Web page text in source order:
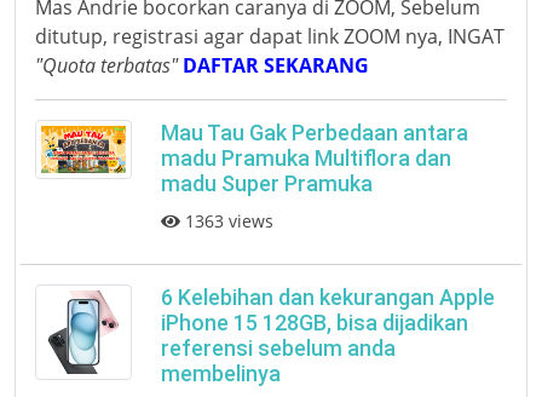
Mas Andrie bocorkan caranya di ZOOM, Sebelum
ditutup, registrasi agar dapat link ZOOM nya, INGAT
"Quota terbatas" DAFTAR SEKARANG
Mau Tau Gak Perbedaan antara
madu Pramuka Multiflora dan
madu Super Pramuka
1363 views
6 Kelebihan dan kekurangan Apple
iPhone 15 128GB, bisa dijadikan
referensi sebelum anda
membelinya